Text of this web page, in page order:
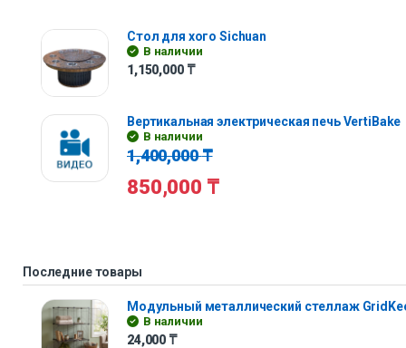
Стол для хого Sichuan
В наличии
1,150,000 ₸
Вертикальная электрическая печь VertiBake
В наличии
1,400,000₸
850,000 ₸
Последние товары
Модульный металлический стеллаж
В наличии
24,000 ₸